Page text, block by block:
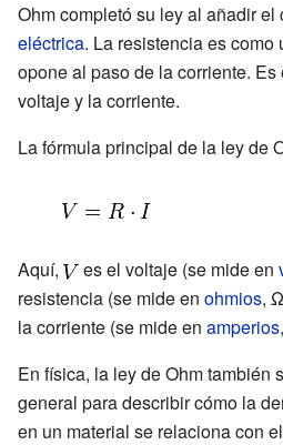
Ohm completó su ley al añadir el
eléctrica. La resistencia es
opone al paso de la corriente.
voltaje y la corriente.
La fórmula principal de la ley de
Aquí, es el voltaje (se mide en
resistencia (se mide en ohmios,
la corriente (se mide en amperios
En física, la ley de Ohm también
general para describir cómo la
en un material se relaciona con el